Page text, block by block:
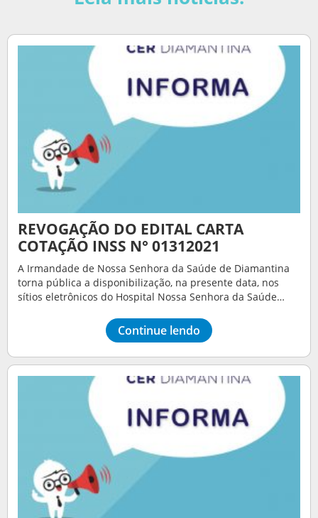
REVOGAÇÃO DO EDITAL CARTA
COTAÇÃO INSS N° 01312021
A Irmandade de Nossa Senhora da Saúde de Diamantina
torna pública a disponibilização, na presente data, nos
sítios eletrônicos do Hospital Nossa Senhora da Saúde…
Continue lendo